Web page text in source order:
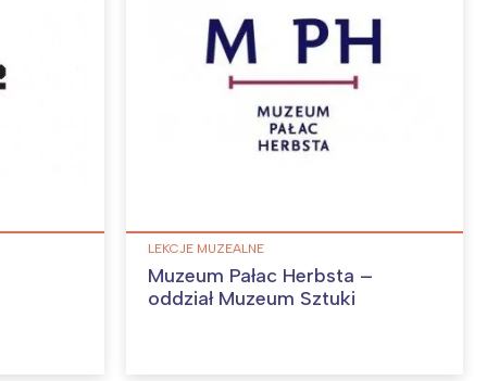
LEKCJE MUZEALNE
Muzeum Pałac Herbsta –
oddział Muzeum Sztuki